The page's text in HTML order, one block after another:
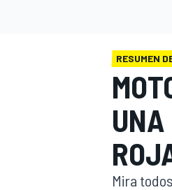
RESUMEN
UNA
Mira